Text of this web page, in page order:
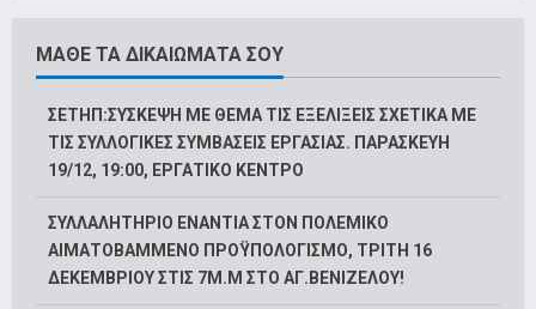
ΜΑΘΕ ΤΑ ΔΙΚΑΙΩΜΑΤΑ ΣΟΥ
ΣΕΤΗΠ:ΣΥΣΚΕΨΗ ΜΕ ΘΕΜΑ ΤΙΣ ΕΞΕΛΙΞΕΙΣ ΣΧΕΤΙΚΑ ΜΕ
ΤΙΣ ΣΥΛΛΟΓΙΚΕΣ ΣΥΜΒΑΣΕΙΣ ΕΡΓΑΣΙΑΣ. ΠΑΡΑΣΚΕΥΗ
19/12, 19:00, ΕΡΓΑΤΙΚΟ ΚΕΝΤΡΟ
ΣΥΛΛΑΛΗΤΗΡΙΟ ΕΝΑΝΤΙΑ ΣΤΟΝ ΠΟΛΕΜΙΚΟ
ΑΙΜΑΤΟΒΑΜΜΕΝΟ ΠΡΟΫΠΟΛΟΓΙΣΜΟ, ΤΡΙΤΗ 16
ΔΕΚΕΜΒΡΙΟΥ ΣΤΙΣ 7Μ.Μ ΣΤΟ ΑΓ.ΒΕΝΙΖΕΛΟΥ!